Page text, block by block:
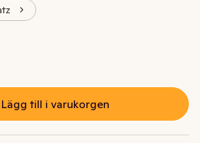
kr
Lägg till i varukorgen